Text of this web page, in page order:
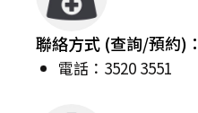
聯絡方式 (查詢/預約)：
電話：3520 3551